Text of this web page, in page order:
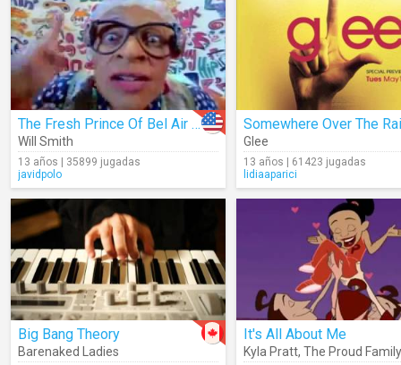
The Fresh Prince Of Bel Air (Intro)
Will Smith
13 años | 35899 jugadas
javidpolo
Glee
13 años | 61423 jugadas
lidiaaparici
Big Bang Theory
Barenaked Ladies
It's All About Me
Kyla Pratt, The Proud